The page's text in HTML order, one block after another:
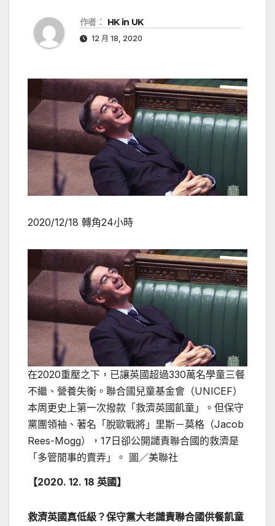
作者： HK in UK
12 月 18, 2020
2020/12/18 轉角24小時
在2020重壓之下，已讓英國超過330萬名學童三餐
不繼、營養失衡。聯合國兒童基金會（UNICEF）
本周更史上第一次撥款「救濟英國飢童」。但保守
黨團領袖、著名「脫歐戰將」里斯－莫格（Jacob
Rees-Mogg），17日卻公開譴責聯合國的救濟是
「多管閒事的賣弄」。 圖／美聯社
【2020. 12. 18 英國】
救濟英國真低級？保守黨大老譴責聯合國供餐飢童